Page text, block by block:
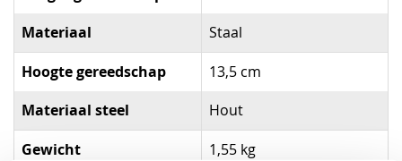
Materiaal Staal
Hoogte gereedschap 13,5 cm
Materiaal steel Hout
Gewicht 1,55 kg